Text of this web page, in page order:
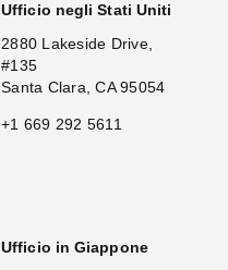
Ufficio negli Stati Uniti
2880 Lakeside Drive,
#135
Santa Clara, CA 95054
+1 669 292 5611
Ufficio in Giappone